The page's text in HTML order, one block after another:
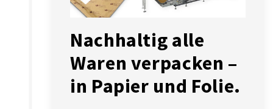
Nachhaltig alle
Waren verpacken –
in Papier und Folie.